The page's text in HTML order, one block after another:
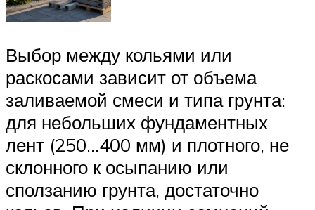
Выбор между кольями или
раскосами зависит от объема
заливаемой смеси и типа грунта:
для небольших фундаментных
лент (250…400 мм) и плотного, не
склонного к осыпанию или
сползанию грунта, достаточно